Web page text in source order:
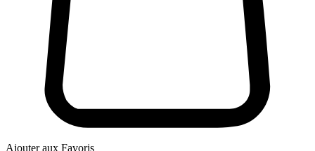
Ajouter aux Favoris